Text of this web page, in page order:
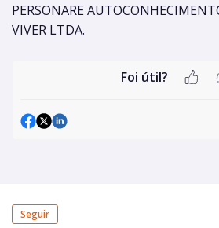
PERSONARE
VIVER LTDA.
Foi útil?
Seguir